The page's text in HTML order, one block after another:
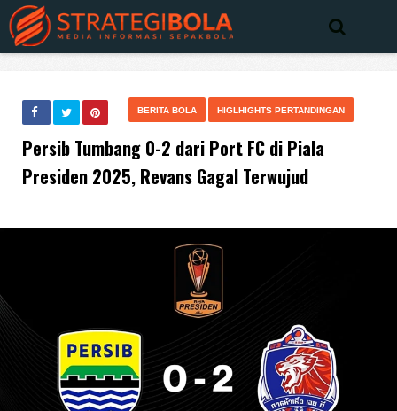
BERITA BOLA HIGLHIGHTS PERTANDINGAN
Persib Tumbang 0-2 dari Port FC di Piala
Presiden 2025, Revans Gagal Terwujud